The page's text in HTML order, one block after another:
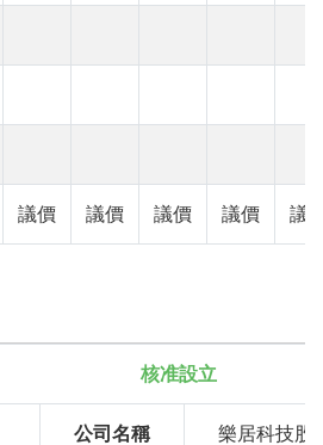
議價 議價 議價 議價 議
核准設立
公司名稱 樂居科技股